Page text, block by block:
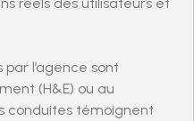
l’agence sont
(H&E) ou au
conduites témoignent